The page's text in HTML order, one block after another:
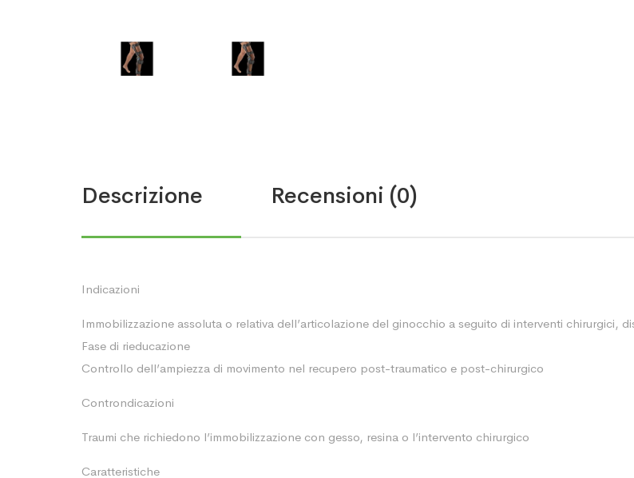
Descrizione Recensioni (0)
Indicazioni
Immobilizzazione assoluta o relativa dell’articolazione del ginocchio a seguito di interventi chirurgici,
Fase di rieducazione
Controllo dell’ampiezza di movimento nel recupero post-traumatico e post-chirurgico
Controndicazioni
Traumi che richiedono l’immobilizzazione con gesso, resina o l’intervento chirurgico
Caratteristiche